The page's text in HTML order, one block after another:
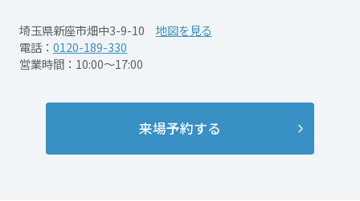
分譲住宅（建売・土地）検索
中古住宅検索
分譲マンション検索
企業不動産活用（CRE）戦略
社宅建築
これから土地活用・賃貸経営をご検討の方
事業用リノベーション
ホテル・旅館リフォーム
建築再生事業
事業用売買
事業用地・事業用建物
ミサワリフォーム
MISAWAについて
ミサワホームグループ
埼玉県新座市畑中3-9-10
地図を見る
電話： 0120-189-330
営業時間：10:00～17:00
来場予約する